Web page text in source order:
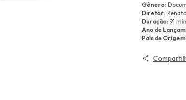
Gênero:
Diretor:
Duração: 91
Ano de
País de